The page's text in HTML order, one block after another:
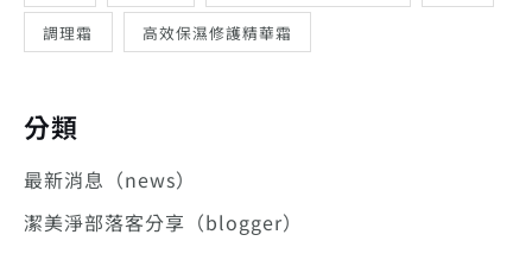
調理霜 高效保濕修護精華霜
分類
最新消息（news）
潔美淨部落客分享（blogger）